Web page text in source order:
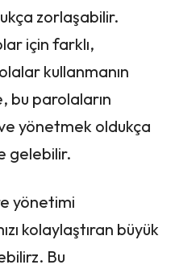
zorlaşabilir.
için farklı,
kullanmanın
bu parolaların
yönetmek oldukça
gelebilir.
yönetimi
kolaylaştıran büyük
Bu